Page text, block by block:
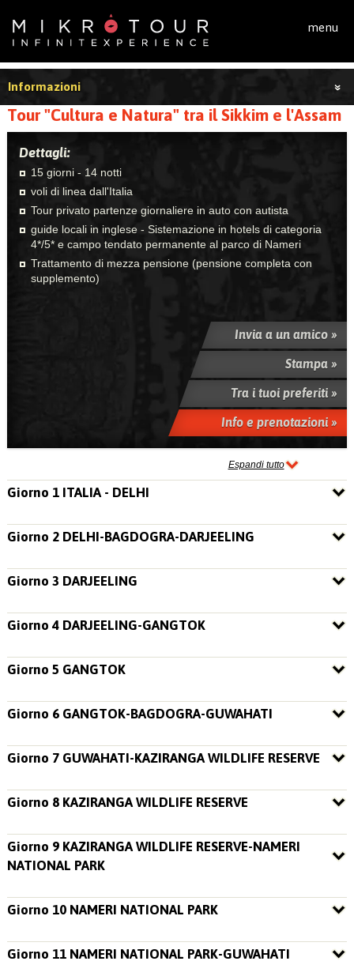
menu
Informazioni
Tour "Cultura e Natura" tra il Sikkim e l'Assam
Dettagli:
15 giorni - 14 notti
voli di linea dall'Italia
Tour privato partenze giornaliere in auto con autista
guide locali in inglese - Sistemazione in hotels di categoria
4*/5* e campo tendato permanente al parco di Nameri
Trattamento di mezza pensione (pensione completa con
supplemento)
Invia a un amico »
Stampa »
Tra i tuoi preferiti »
Info e prenotazioni »
Espandi tutto
Giorno 1 ITALIA - DELHI
Giorno 2 DELHI-BAGDOGRA-DARJEELING
Giorno 3 DARJEELING
Giorno 4 DARJEELING-GANGTOK
Giorno 5 GANGTOK
Giorno 6 GANGTOK-BAGDOGRA-GUWAHATI
Giorno 7 GUWAHATI-KAZIRANGA WILDLIFE RESERVE
Giorno 8 KAZIRANGA WILDLIFE RESERVE
Giorno 9 KAZIRANGA WILDLIFE RESERVE-NAMERI
NATIONAL PARK
Giorno 10 NAMERI NATIONAL PARK
Giorno 11 NAMERI NATIONAL PARK-GUWAHATI